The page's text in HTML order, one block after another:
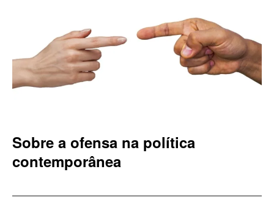
Sobre a ofensa na política
contemporânea